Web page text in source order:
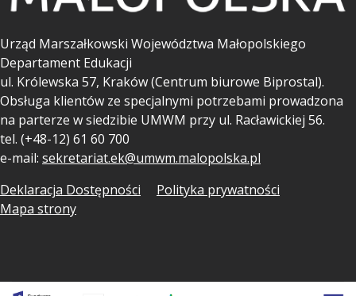
Urząd Marszałkowski Województwa Małopolskiego
Departament Edukacji
ul. Królewska 57, Kraków (Centrum biurowe Biprostal).
Obsługa klientów ze specjalnymi potrzebami prowadzona
na parterze w siedzibie UMWM przy ul. Racławickiej 56.
tel. (+48-12) 61 60 700
e-mail: sekretariat.ek@umwm.malopolska.pl
Deklaracja Dostępności
Polityka prywatności
Mapa strony